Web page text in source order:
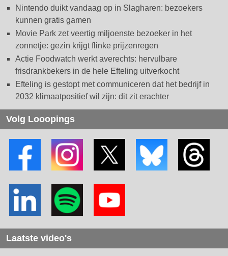
Nintendo duikt vandaag op in Slagharen: bezoekers
kunnen gratis gamen
Movie Park zet veertig miljoenste bezoeker in het
zonnetje: gezin krijgt flinke prijzenregen
Actie Foodwatch werkt averechts: hervulbare
frisdrankbekers in de hele Efteling uitverkocht
Efteling is gestopt met communiceren dat het bedrijf in
2032 klimaatpositief wil zijn: dit zit erachter
Volg Looopings
Laatste video's